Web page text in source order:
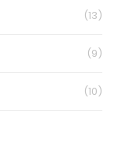
(13)
(9)
(10)